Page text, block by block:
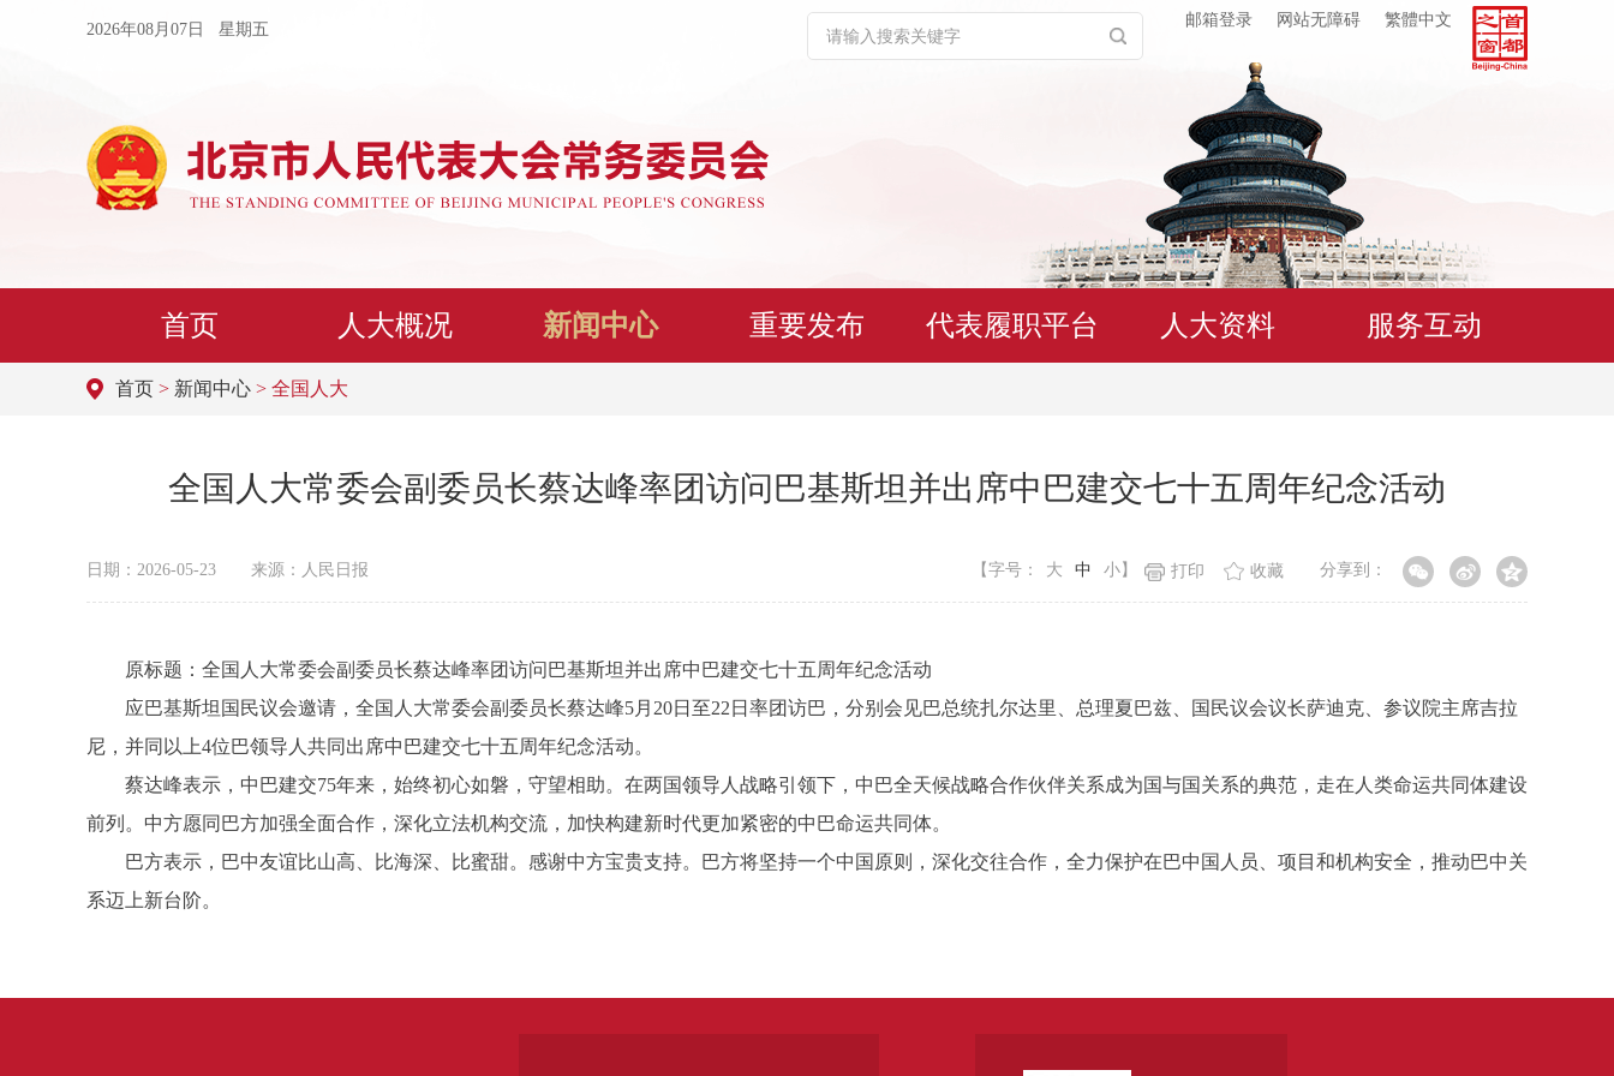
2026年08月07日 星期五
邮箱登录 网站无障碍 繁體中文
首页 人大概况 新闻中心 重要发布 代表履职平台 人大资料 服务互动
首页 > 新闻中心 > 全国人大
全国人大常委会副委员长蔡达峰率团访问巴基斯坦并出席中巴建交七十五周年纪念活动
日期：2026-05-23 来源：人民日报 分享到：
【字号： 大 中 小 】 收藏
打印
原标题：全国人大常委会副委员长蔡达峰率团访问巴基斯坦并出席中巴建交七十五周年纪念活动
应巴基斯坦国民议会邀请，全国人大常委会副委员长蔡达峰5月20日至22日率团访巴，分别会见巴总统扎尔达里、总理夏巴兹、国民议会议长萨迪克、参议院主席吉拉
尼，并同以上4位巴领导人共同出席中巴建交七十五周年纪念活动。
蔡达峰表示，中巴建交75年来，始终初心如磐，守望相助。在两国领导人战略引领下，中巴全天候战略合作伙伴关系成为国与国关系的典范，走在人类命运共同体建设
前列。中方愿同巴方加强全面合作，深化立法机构交流，加快构建新时代更加紧密的中巴命运共同体。
巴方表示，巴中友谊比山高、比海深、比蜜甜。感谢中方宝贵支持。巴方将坚持一个中国原则，深化交往合作，全力保护在巴中国人员、项目和机构安全，推动巴中关
系迈上新台阶。